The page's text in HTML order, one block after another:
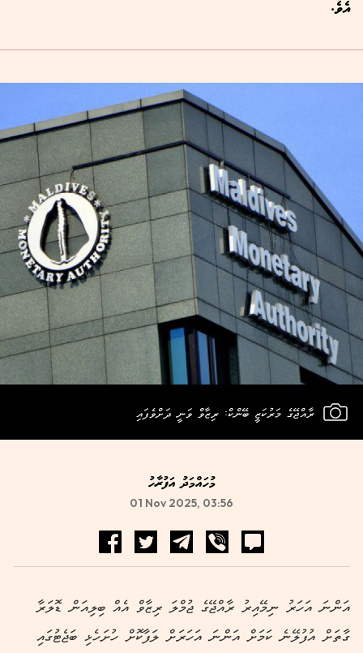
އެވެ.
ރާއްޖޭގެ މަރުކަޒީ ބޭންކް: ރިޒާވް ވަނީ ދަށްވެފައި
މުހައްމަދު އަފުރާހު
01 Nov 2025, 03:56
އަންނަ އަހަރު ނިމޭއިރު ރާއްޖޭގެ ޖުމްލަ ރިޒާވް އެއް ބިލިއަން ޑޮލަރާ
ގާތަށް އުފުލޭނެ ކަމަށް އަންނަ އަހަރަށް ލަފާކޮށް ހުށަހެޅި ބަޖެޓުގައި